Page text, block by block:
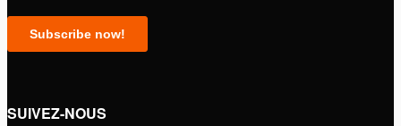
SUIVEZ-NOUS